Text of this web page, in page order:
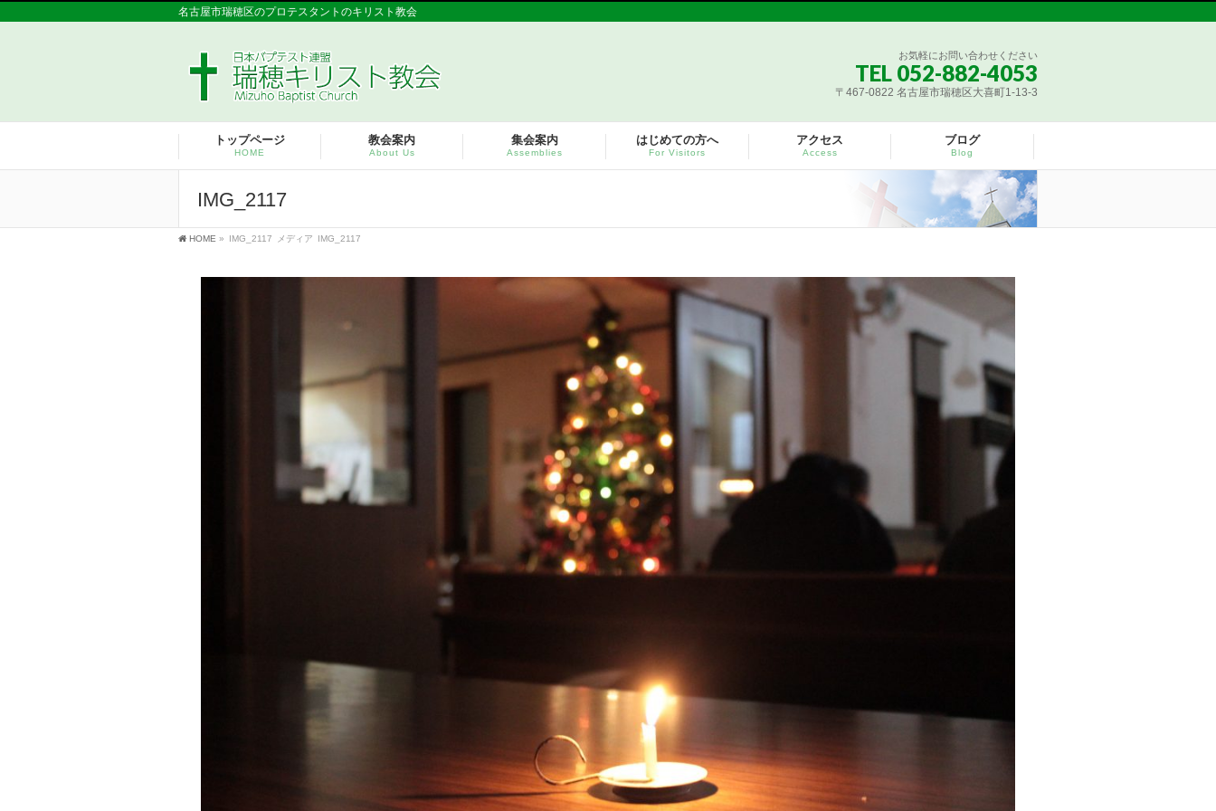
名古屋市瑞穂区のプロテスタントのキリスト教会
お気軽にお問い合わせください
TEL 052-882-4053
〒467-0822 名古屋市瑞穂区大喜町1-13-3
トップページ
HOME
教会案内
About Us
集会案内
Assemblies
はじめての方へ
For Visitors
アクセス
Access
ブログ
Blog
IMG_2117
HOME » IMG_2117 メディア IMG_2117